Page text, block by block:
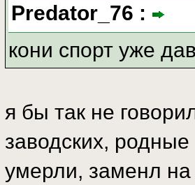
Predator_76 :
кони спорт уже
я бы так не
заводских,
умерли, заменл на